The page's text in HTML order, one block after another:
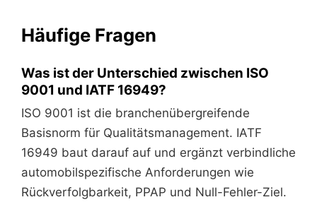
Häufige Fragen
Was ist der Unterschied zwischen ISO
9001 und IATF 16949?
ISO 9001 ist die branchenübergreifende
Basisnorm für Qualitätsmanagement. IATF
16949 baut darauf auf und ergänzt verbindliche
automobilspezifische Anforderungen wie
Rückverfolgbarkeit, PPAP und Null-Fehler-Ziel.